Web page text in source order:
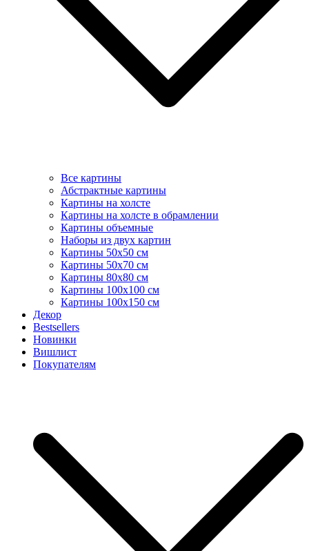
Все картины
Абстрактные картины
Картины на холсте
Картины на холсте в обрамлении
Картины объемные
Наборы из двух картин
Картины 50х50 см
Картины 50х70 см
Картины 80х80 см
Картины 100х100 см
Картины 100х150 см
Декор
Bestsellers
Новинки
Вишлист
Покупателям